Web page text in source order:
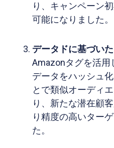
り、キャンペーン
可能になりました。
データドに基づい
Amazonタグを活用
データをハッシュ
とで類似オーディ
り、新たな潜在顧
り精度の高いター
た。